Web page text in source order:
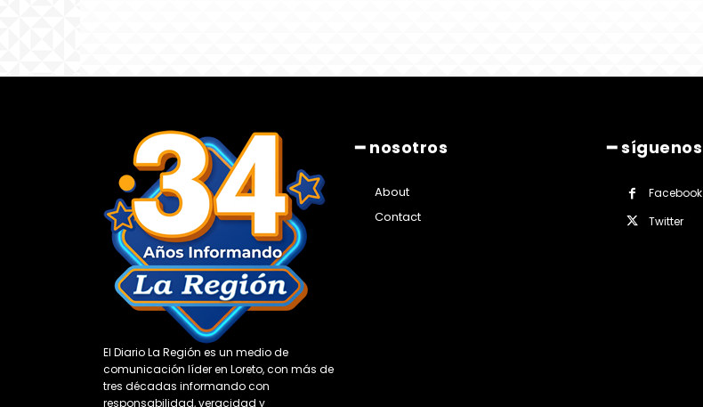
El Diario La Región es un medio de
comunicación líder en Loreto, con más de
tres décadas informando con
responsabilidad, veracidad y
━ nosotros
About
Contact
━ síguenos
Facebook
Twitter